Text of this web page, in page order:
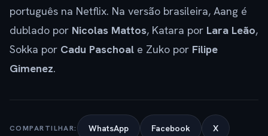
português na Netflix. Na versão brasileira, Aang é
dublado por Nicolas Mattos, Katara por Lara Leão,
Sokka por Cadu Paschoal e Zuko por Filipe
Gimenez.
COMPARTILHAR: WhatsApp Facebook X